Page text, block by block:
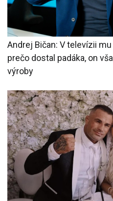
Andrej Bičan: V televízii
prečo dostal padáka, on
výroby